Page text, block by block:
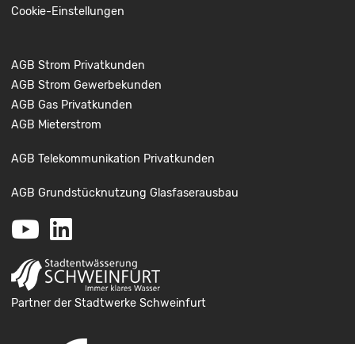
Cookie-Einstellungen
AGB Strom Privatkunden
AGB Strom Gewerbekunden
AGB Gas Privatkunden
AGB Mieterstrom
AGB Telekommunikation Privatkunden
AGB Grundstücknutzung Glasfaserausbau
Youtube
Partner der Stadtwerke Schweinfurt